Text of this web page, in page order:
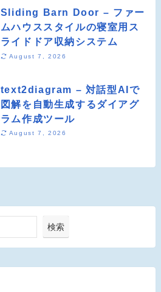
Sliding Barn Door – ファー
ムハウススタイルの寝室用ス
ライドドア収納システム
August 7, 2026
text2diagram – 対話型AIで
図解を自動生成するダイアグ
ラム作成ツール
August 7, 2026
検索